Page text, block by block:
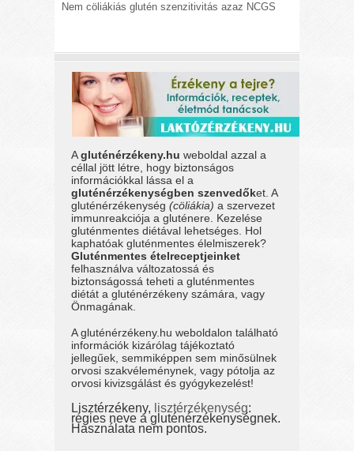
Nem cöliákiás glutén szenzitivitás azaz NCGS
Agluténérzékeny.hu weboldal azzal a
céllal jött létre, hogy biztonságos
információkkal lássa el a
gluténérzékenységben szenvedőket. A
gluténérzékenység(cöliákia) a szervezet
immunreakciója a gluténere. Kezelése
gluténmentes diétával lehetséges. Hol
kaphatóak gluténmentes élelmiszerek?
Gluténmentes ételreceptjeinket
felhasználva változatossá és
biztonságossá teheti a gluténmentes
diétát a gluténérzékeny számára, vagy
Önmagának.
A gluténérzékeny.hu weboldalon található
információk kizárólag tájékoztató
jellegűek, semmiképpen sem minősülnek
orvosi szakvéleménynek, vagy pótolja az
orvosi kivizsgálást és gyógykezelést!
Lisztérzékeny, lisztérzékenység:
régies neve a gluténérzékenységnek.
Használata nem pontos.